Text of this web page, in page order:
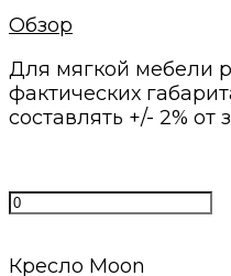
Обзор
Для мягкой мебели
фактических
составлять +/- 2% от
Кресло Moon